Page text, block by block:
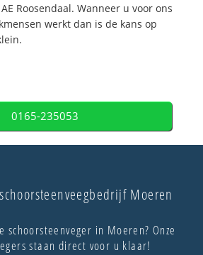
Roosendaal. Wanneer u voor ons
werkt dan is de kans op
0165-235053
Moeren
schoorsteenveger in Moeren? Onze
staan direct voor u klaar!